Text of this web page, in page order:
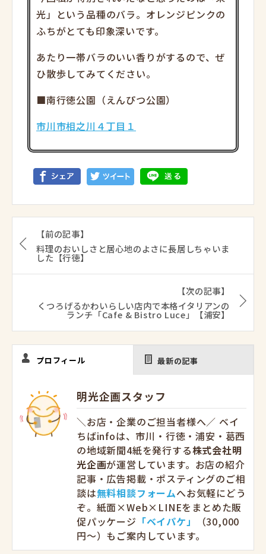
光」という品種のバラ。オレンジピンクの
ふちがとても印象深いです。
あたり一帯バラのいい香りがするので、ぜ
ひ散歩してみてください。
■南行徳公園（えんぴつ公園）
市川市相之川４丁目１
【前の記事】
料理のおいしさと居心地のよさに長居しちゃいま
した【行徳】
【次の記事】
くつろげるかわいらしい店内で本格イタリアンの
ランチ「Cafe & Bistro Luce」【浦安】
プロフィール 最新の記事
明光企画スタッフ
＼お店・企業のご担当者様へ／ ベイ
ちばinfoは、市川・行徳・浦安・葛西
の地域新聞4紙を発行する株式会社明
光企画が運営しています。お店の紹介
記事・広告掲載・ポスティングのご相
談は無料相談フォームへお気軽にどう
ぞ。紙面×Web×LINEをまとめた販
促パッケージ 「ベイパケ」
（30,000
円〜）もご案内しています。